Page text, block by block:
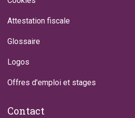
Attestation fiscale
Glossaire
Logos
Offres d'emploi et stages
Contact